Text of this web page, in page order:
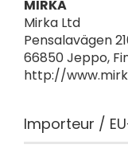
MIRKA
Mirka Ltd
Pensalavägen
66850 Jeppo,
http://
Importeur /